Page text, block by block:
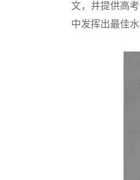
文，并提供高
中发挥出最佳